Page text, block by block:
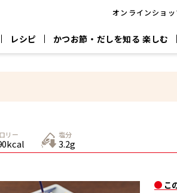
オンラインショッ
レシピ かつお節・だしを知る 楽しむ
熟®』
リー 塩分
3.2g
こ